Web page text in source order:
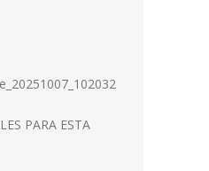
PARA ESTA